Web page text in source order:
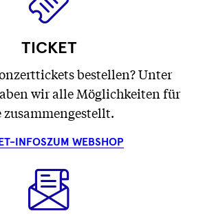
TICKET
bestellen? Unter
wir alle Möglichkeiten für
zusammengestellt.
INFOSZUM WEBSHOP